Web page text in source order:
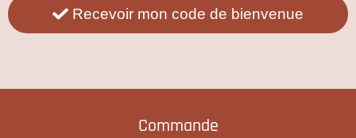
Recevoir mon code de bienvenue
Commande